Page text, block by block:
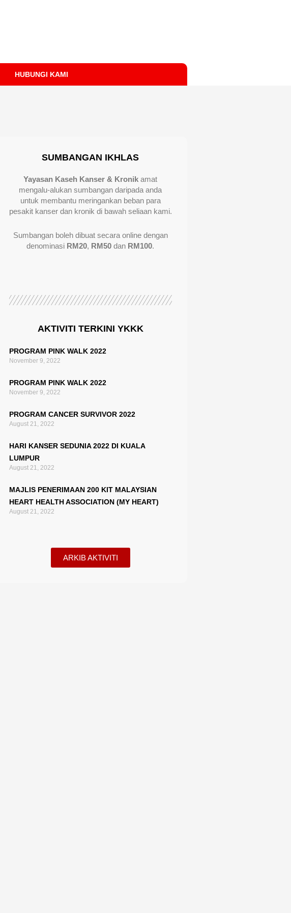
HUBUNGI KAMI
SUMBANGAN IKHLAS
Yayasan Kaseh Kanser & Kronik amat
mengalu-alukan sumbangan daripada anda
untuk membantu meringankan beban para
pesakit kanser dan kronik di bawah seliaan kami.
Sumbangan boleh dibuat secara online dengan
denominasi RM20, RM50 dan RM100.
AKTIVITI TERKINI YKKK
PROGRAM PINK WALK 2022
November 9, 2022
PROGRAM PINK WALK 2022
November 9, 2022
PROGRAM CANCER SURVIVOR 2022
August 21, 2022
HARI KANSER SEDUNIA 2022 DI KUALA
LUMPUR
August 21, 2022
MAJLIS PENERIMAAN 200 KIT MALAYSIAN
HEART HEALTH ASSOCIATION (MY HEART)
August 21, 2022
ARKIB AKTIVITI